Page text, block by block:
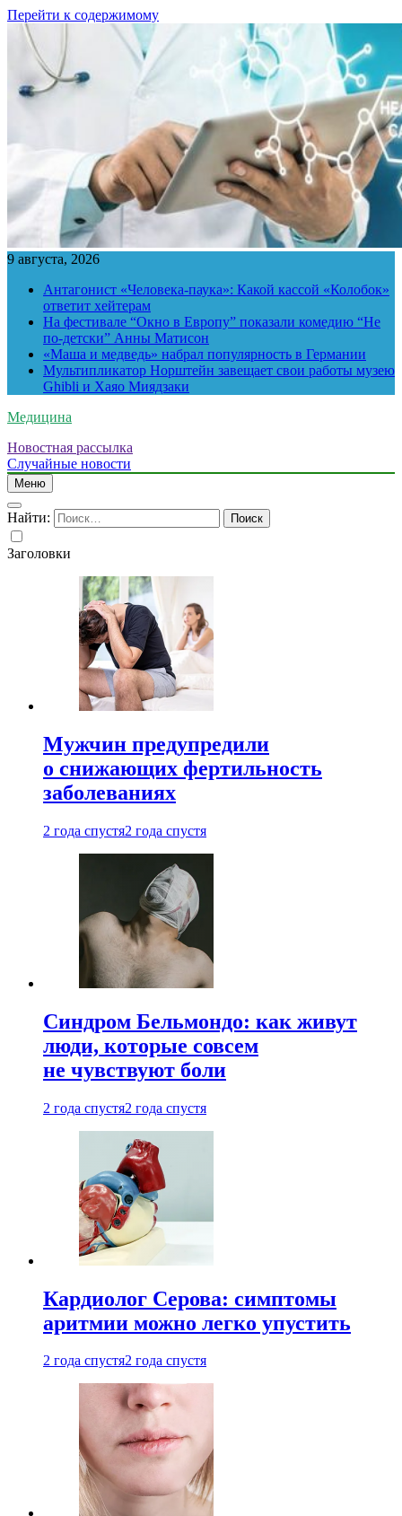
Перейти к содержимому
9 августа, 2026
Антагонист «Человека-паука»: Какой кассой «Колобок»
ответит хейтерам
На фестивале “Окно в Европу” показали комедию “Не
по-детски” Анны Матисон
«Маша и медведь» набрал популярность в Германии
Мультипликатор Норштейн завещает свои работы музею
Ghibli и Хаяо Миядзаки
Медицина
Новостная рассылка
Случайные новости
Меню
Найти:
Заголовки
Мужчин предупредили
о снижающих фертильность
заболеваниях
2 года спустя2 года спустя
Синдром Бельмондо: как живут
люди, которые совсем
не чувствуют боли
2 года спустя2 года спустя
Кардиолог Серова: симптомы
аритмии можно легко упустить
2 года спустя2 года спустя